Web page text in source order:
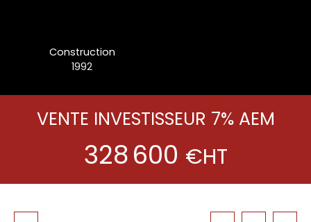
Construction
1992
VENTE INVESTISSEUR 7% AEM
328 600 €HT